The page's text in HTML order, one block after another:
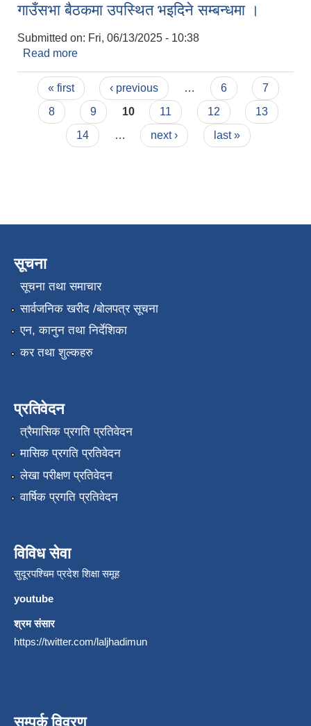
गाउँसभा बैठकमा उपस्थित भइदिने सम्बन्धमा ।
Submitted on: Fri, 06/13/2025 - 10:38
Read more
Pages
« first ‹ previous … 6
7
8
9 10 11 12
13
14
… next › last »
सूचना
सूचना तथा समाचार
सार्वजनिक खरीद /बोलपत्र सूचना
एन, कानुन तथा निर्देशिका
कर तथा शुल्कहरु
प्रतिवेदन
त्रैमासिक प्रगति प्रतिवेदन
मासिक प्रगति प्रतिवेदन
लेखा परीक्षण प्रतिवेदन
वार्षिक प्रगति प्रतिवेदन
विविध सेवा
सुदूरपश्चिम प्रदेश शिक्षा समूह
youtube
श्रम संसार
https://twitter.com/laljhadimun
सम्पर्क विवरण